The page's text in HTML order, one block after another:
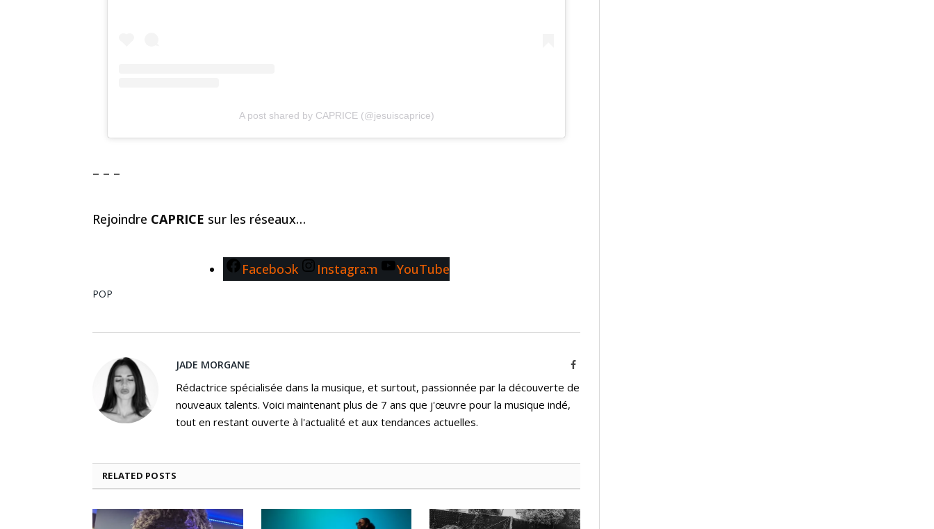
A post shared by CAPRICE (@jesuiscaprice)
– – –
Rejoindre CAPRICE sur les réseaux…
Facebook Instagram YouTube
POP
JADE MORGANE Facebook
Rédactrice spécialisée dans la musique, et surtout, passionnée par la découverte de
nouveaux talents. Voici maintenant plus de 7 ans que j'œuvre pour la musique indé,
tout en restant ouverte à l'actualité et aux tendances actuelles.
RELATED POSTS